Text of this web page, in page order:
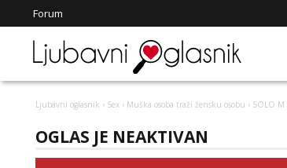
Forum
Ljubavni oglasnik › Sex › Muška osoba traži žensku osobu › SOLO M
OGLAS JE NEAKTIVAN